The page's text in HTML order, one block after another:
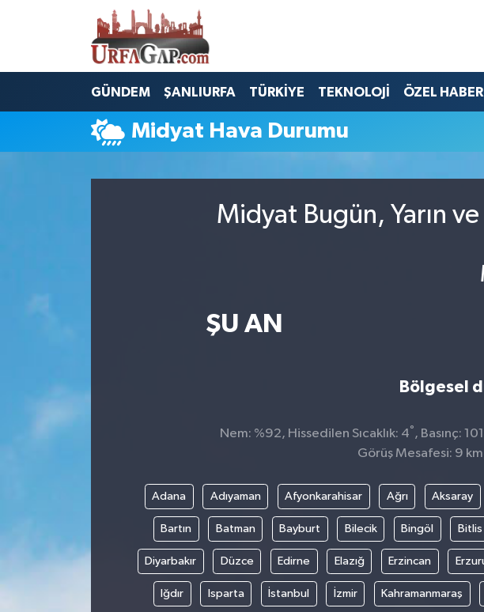
GÜNDEM ŞANLIURFA TÜRKİYE TEKNOLOJİ ÖZEL HABER
Midyat Hava Durumu
Midyat Bugün, Yarın
ŞU AN
Bölgesel
Nem: %92, Hissedilen Sıcaklık: 4°, Basınç:
Görüş Mesafesi: 9
Adana Adıyaman Afyonkarahisar Ağrı Aksaray
Bartın Batman Bayburt Bilecik Bingöl Bitlis
Diyarbakır Düzce Edirne Elazığ Erzincan
Iğdır Isparta İstanbul İzmir Kahramanmaraş
Nöbetçi Eczaneler
Hava Durumu
Namaz Vakitleri
Trafik Durumu
Süper Lig Puan Durumu ve Fikstür